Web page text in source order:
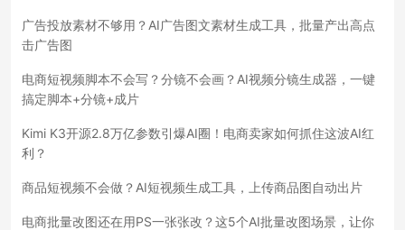
广告投放素材不够用？AI广告图文素材生成工具，批量产出高点
击广告图
电商短视频脚本不会写？分镜不会画？AI视频分镜生成器，一键
搞定脚本+分镜+成片
Kimi K3开源2.8万亿参数引爆AI圈！电商卖家如何抓住这波AI红
利？
商品短视频不会做？AI短视频生成工具，上传商品图自动出片
电商批量改图还在用PS一张张改？这5个AI批量改图场景，让你